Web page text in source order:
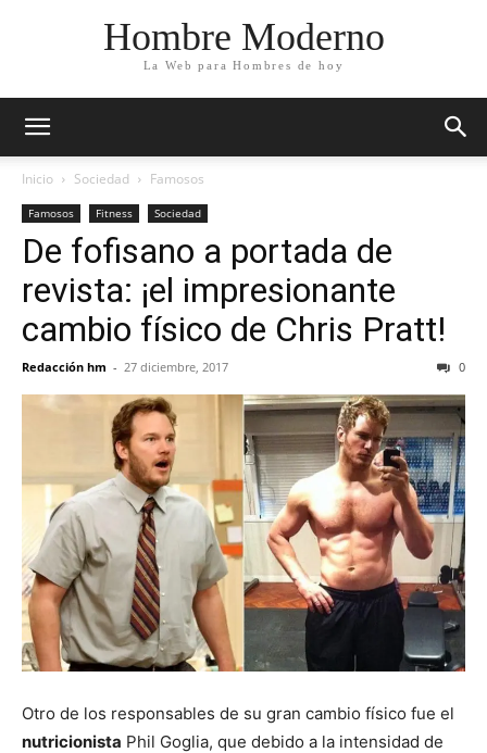
Hombre Moderno
La Web para Hombres de hoy
Inicio Sociedad Famosos
Famosos Fitness Sociedad
De fofisano a portada de
revista: ¡el impresionante
cambio físico de Chris Pratt!
Redacción hm - 27 diciembre, 2017 0
Otro de los responsables de su gran cambio físico fue el
nutricionista Phil Goglia, que debido a la intensidad de